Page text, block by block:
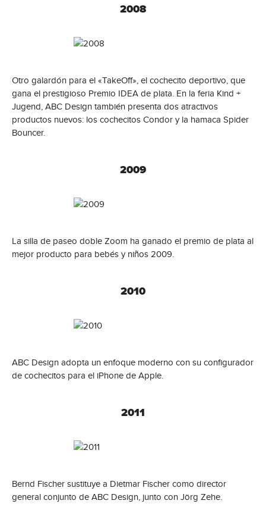
2008
Otro galardón para el «TakeOff», el cochecito deportivo, que
gana el prestigioso Premio IDEA de plata. En la feria Kind +
Jugend, ABC Design también presenta dos atractivos
productos nuevos: los cochecitos Condor y la hamaca Spider
Bouncer.
2009
La silla de paseo doble Zoom ha ganado el premio de plata al
mejor producto para bebés y niños 2009.
2010
ABC Design adopta un enfoque moderno con su configurador
de cochecitos para el iPhone de Apple.
2011
Bernd Fischer sustituye a Dietmar Fischer como director
general conjunto de ABC Design, junto con Jörg Zehe.